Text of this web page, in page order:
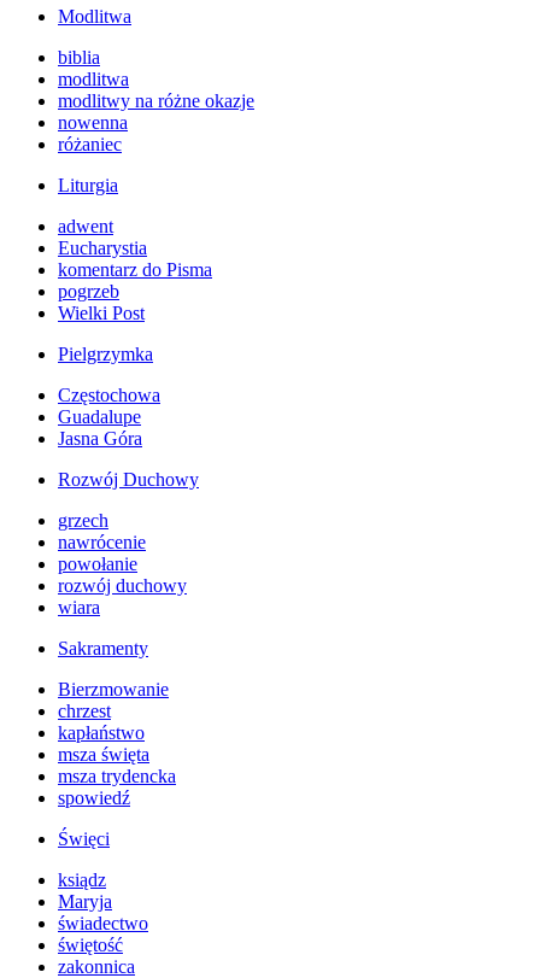
Modlitwa
biblia
modlitwa
modlitwy na różne okazje
nowenna
różaniec
Liturgia
adwent
Eucharystia
komentarz do Pisma
pogrzeb
Wielki Post
Pielgrzymka
Częstochowa
Guadalupe
Jasna Góra
Rozwój Duchowy
grzech
nawrócenie
powołanie
rozwój duchowy
wiara
Sakramenty
Bierzmowanie
chrzest
kapłaństwo
msza święta
msza trydencka
spowiedź
Święci
ksiądz
Maryja
świadectwo
świętość
zakonnica